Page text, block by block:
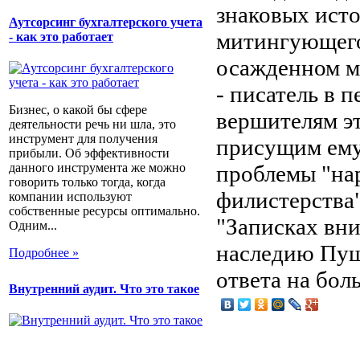
Аутсорсинг бухгалтерского учета
- как это работает
Бизнес, о какой бы сфере
деятельности речь ни шла, это
инструмент для получения
прибыли. Об эффективности
данного инструмента же можно
говорить только тогда, когда
компании используют
собственные ресурсы оптимально.
Одним...
Подробнее »
Внутренний аудит. Что это такое
знаковых
осажденном
- писатель в
вершителям
присущим
проблемы
"Записках
наследию
ответа на